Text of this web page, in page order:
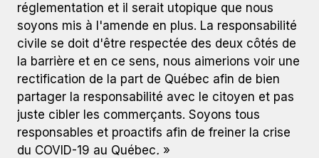
réglementation et il serait utopique que nous
soyons mis à l'amende en plus. La responsabilité
civile se doit d'être respectée des deux côtés de
la barrière et en ce sens, nous aimerions voir une
rectification de la part de Québec afin de bien
partager la responsabilité avec le citoyen et pas
juste cibler les commerçants. Soyons tous
responsables et proactifs afin de freiner la crise
du COVID-19 au Québec. »